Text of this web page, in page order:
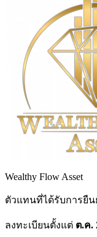
Wealthy Flow Asset
ตัวแทนที่ได้รับการยื
ลงทะเบียนตั้งแต่ ต.ค.